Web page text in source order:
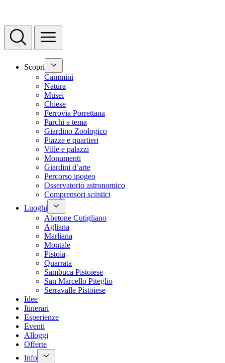
Scopri
Cammini
Natura
Musei
Chiese
Ferrovia Porrettana
Parchi a tema
Giardino Zoologico
Piazze e quartieri
Ville e palazzi
Monumenti
Giardini d’arte
Percorso ipogeo
Osservatorio astronomico
Comprensori sciistici
Luoghi
Abetone Cutigliano
Agliana
Marliana
Montale
Pistoia
Quarrata
Sambuca Pistoiese
San Marcello Piteglio
Serravalle Pistoiese
Idee
Itinerari
Esperienze
Eventi
Alloggi
Offerte
Info